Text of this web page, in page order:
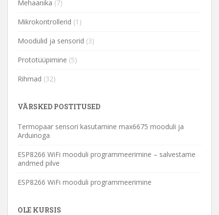
Mehaanika (7)
Mikrokontrollerid (1)
Moodulid ja sensorid (3)
Prototüüpimine (5)
Rihmad (32)
VÄRSKED POSTITUSED
Termopaar sensori kasutamine max6675 mooduli ja
Arduinoga
ESP8266 WiFi mooduli programmeerimine – salvestame
andmed pilve
ESP8266 WiFi mooduli programmeerimine
OLE KURSIS